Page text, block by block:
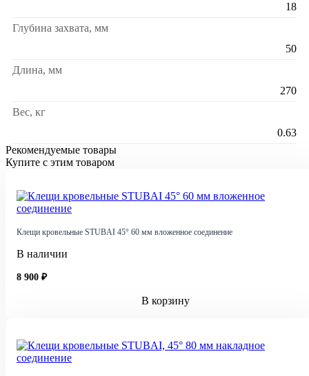
18
Глубина захвата, мм
50
Длина, мм
270
Вес, кг
0.63
Рекомендуемые товары
Купите с этим товаром
Клещи кровельные STUBAI 45° 60 мм вложенное соединение
В наличии
8 900 ₽
В корзину